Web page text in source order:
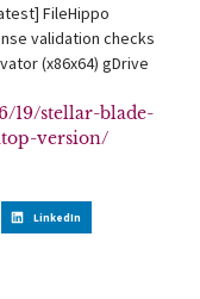
FileHippo
validation checks
(x86x64) gDrive
19/stellar-blade-
version/
LinkedIn